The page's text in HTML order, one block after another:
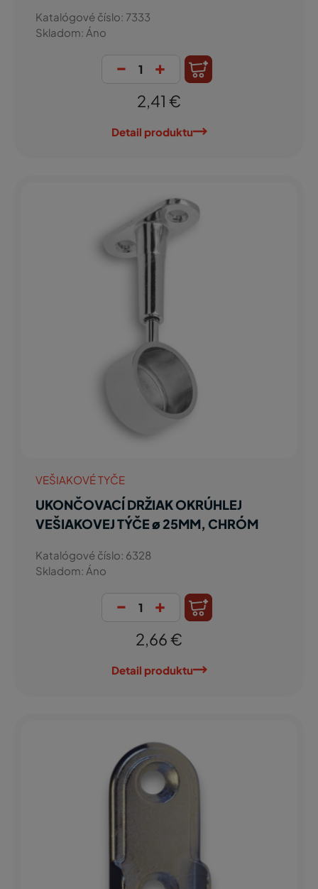
Katalógové číslo: 7333
Skladom: Áno
- +
2,41 €
Detail produktu
VEŠIAKOVÉ TYČE
UKONČOVACÍ DRŽIAK OKRÚHLEJ
VEŠIAKOVEJ TÝČE ø 25MM, CHRÓM
Katalógové číslo: 6328
Skladom: Áno
- +
2,66 €
Detail produktu